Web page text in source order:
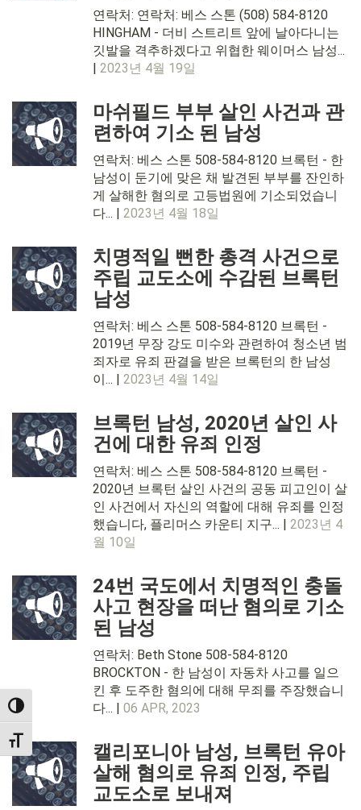
TOGGLE HIGH CONTRAST
TOGGLE FONT SIZE
연락처: 연락처: 베스 스톤 (508) 584-8120
HINGHAM - 더비 스트리트 앞에 날아다니는
깃발을 격추하겠다고 위협한 웨이머스 남성...
| 2023년 4월 19일
마쉬필드 부부 살인 사건과 관
련하여 기소 된 남성
연락처: 베스 스톤 508-584-8120 브록턴 - 한
남성이 둔기에 맞은 채 발견된 부부를 잔인하
게 살해한 혐의로 고등법원에 기소되었습니
다... | 2023년 4월 18일
치명적일 뻔한 총격 사건으로
주립 교도소에 수감된 브록턴
남성
연락처: 베스 스톤 508-584-8120 브록턴 -
2019년 무장 강도 미수와 관련하여 청소년 범
죄자로 유죄 판결을 받은 브록턴의 한 남성
이... | 2023년 4월 14일
브록턴 남성, 2020년 살인 사
건에 대한 유죄 인정
연락처: 베스 스톤 508-584-8120 브록턴 -
2020년 브록턴 살인 사건의 공동 피고인이 살
인 사건에서 자신의 역할에 대해 유죄를 인정
했습니다, 플리머스 카운티 지구... | 2023년 4
월 10일
24번 국도에서 치명적인 충돌
사고 현장을 떠난 혐의로 기소
된 남성
연락처: Beth Stone 508-584-8120
BROCKTON - 한 남성이 자동차 사고를 일으
킨 후 도주한 혐의에 대해 무죄를 주장했습니
다... | 06 APR, 2023
캘리포니아 남성, 브록턴 유아
살해 혐의로 유죄 인정, 주립
교도소로 보내져